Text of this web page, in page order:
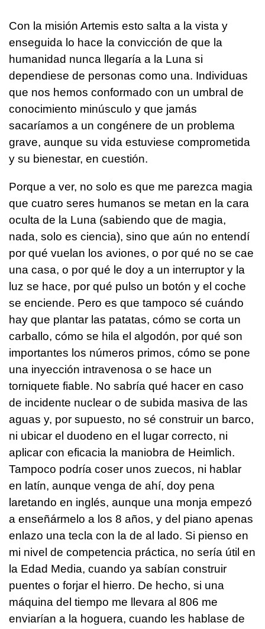
Con la misión Artemis esto salta a la vista y
enseguida lo hace la convicción de que la
humanidad nunca llegaría a la Luna si
dependiese de personas como una. Individuas
que nos hemos conformado con un umbral de
conocimiento minúsculo y que jamás
sacaríamos a un congénere de un problema
grave, aunque su vida estuviese comprometida
y su bienestar, en cuestión.
Porque a ver, no solo es que me parezca magia
que cuatro seres humanos se metan en la cara
oculta de la Luna (sabiendo que de magia,
nada, solo es ciencia), sino que aún no entendí
por qué vuelan los aviones, o por qué no se cae
una casa, o por qué le doy a un interruptor y la
luz se hace, por qué pulso un botón y el coche
se enciende. Pero es que tampoco sé cuándo
hay que plantar las patatas, cómo se corta un
carballo, cómo se hila el algodón, por qué son
importantes los números primos, cómo se pone
una inyección intravenosa o se hace un
torniquete fiable. No sabría qué hacer en caso
de incidente nuclear o de subida masiva de las
aguas y, por supuesto, no sé construir un barco,
ni ubicar el duodeno en el lugar correcto, ni
aplicar con eficacia la maniobra de Heimlich.
Tampoco podría coser unos zuecos, ni hablar
en latín, aunque venga de ahí, doy pena
laretando en inglés, aunque una monja empezó
a enseñármelo a los 8 años, y del piano apenas
enlazo una tecla con la de al lado. Si pienso en
mi nivel de competencia práctica, no sería útil en
la Edad Media, cuando ya sabían construir
puentes o forjar el hierro. De hecho, si una
máquina del tiempo me llevara al 806 me
enviarían a la hoguera, cuando les hablase de